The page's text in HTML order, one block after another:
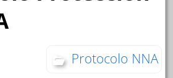
Protocolo NNA